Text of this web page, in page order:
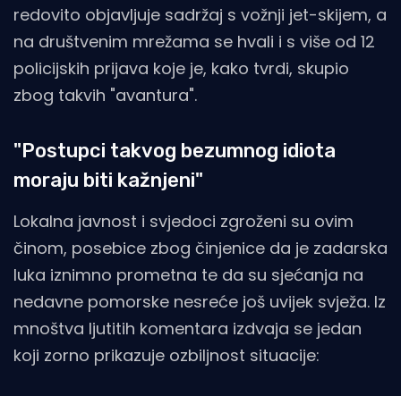
redovito objavljuje sadržaj s vožnji jet-skijem, a
na društvenim mrežama se hvali i s više od 12
policijskih prijava koje je, kako tvrdi, skupio
zbog takvih "avantura".
"Postupci takvog bezumnog idiota
moraju biti kažnjeni"
Lokalna javnost i svjedoci zgroženi su ovim
činom, posebice zbog činjenice da je zadarska
luka iznimno prometna te da su sjećanja na
nedavne pomorske nesreće još uvijek svježa. Iz
mnoštva ljutitih komentara izdvaja se jedan
koji zorno prikazuje ozbiljnost situacije: